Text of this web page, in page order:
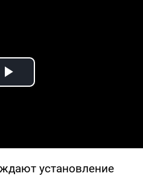
Play Video
установление